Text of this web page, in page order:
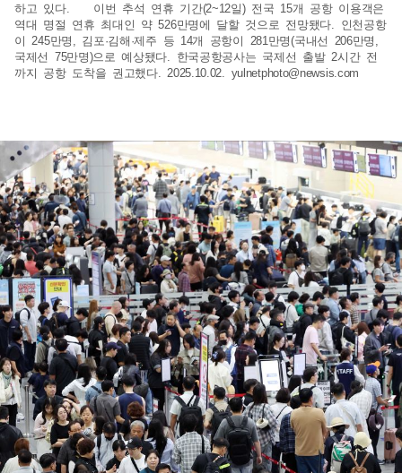
하고 있다. 이번 추석 연휴 기간(2~12일) 전국 15개 공항 이용객은
역대 명절 연휴 최대인 약 526만명에 달할 것으로 전망됐다. 인천공항
이 245만명, 김포·김해·제주 등 14개 공항이 281만명(국내선 206만명,
국제선 75만명)으로 예상됐다. 한국공항공사는 국제선 출발 2시간 전
까지 공항 도착을 권고했다. 2025.10.02. yulnetphoto@newsis.com